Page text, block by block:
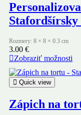
Rozmery: 8 × 8 × 0.3 cm
3.00 €
Zobraziť možnosti
Quick view
Zápich na